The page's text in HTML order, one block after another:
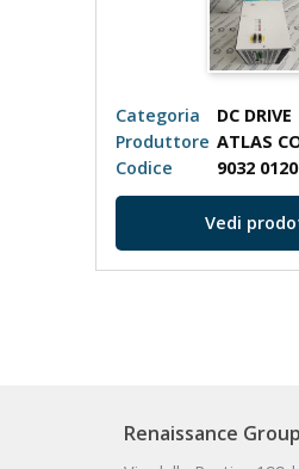
Categoria
DC DRIVE
Produttore ATLAS
Codice
9032
Vedi
Renaissance Group